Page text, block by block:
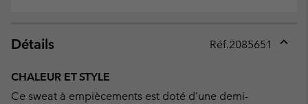
Détails Réf.2085651
CHALEUR ET STYLE
Ce sweat à empiècements est doté d’une demi-